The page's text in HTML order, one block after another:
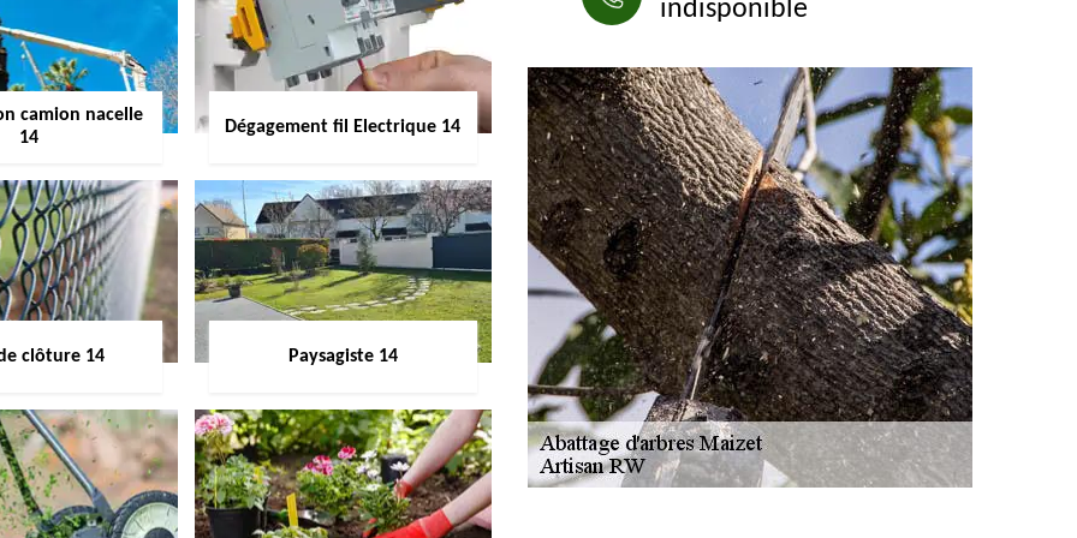
camion nacelle
14
Dégagement fil Electrique 14
clôture 14 Paysagiste 14
indisponible